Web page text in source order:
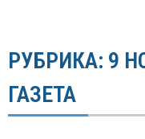
РУБРИКА: 9
ГАЗЕТА